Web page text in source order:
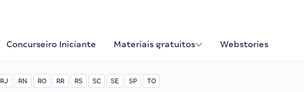
Concurseiro Iniciante Materiais gratuitos Webstories
RJ RN RO RR RS SC SE SP TO